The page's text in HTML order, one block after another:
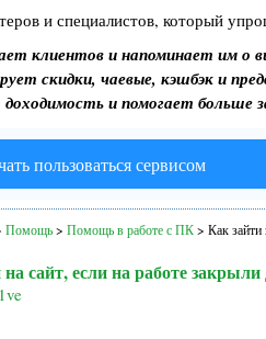
и специалистов, который
клиентов и напоминает им о
скидки, чаевые, кэшбэк и
доходимость и помогает больше
пользоваться сервисом
Помощь> Помощь в работе с ПК> Как зайти
сайт, если на работе закрыли